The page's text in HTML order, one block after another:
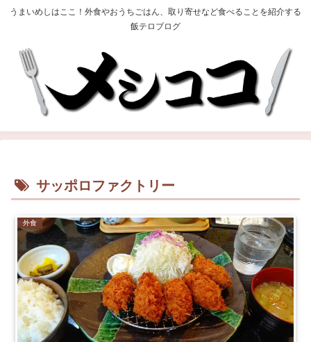
うまいめしはここ！外食やおうちごはん、取り寄せなど食べることを紹介する
飯テロブログ
サッポロファクトリー
外食